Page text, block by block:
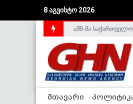
8 აგვისტო 2026
საქართველოს დე-
აშშ-მა
მთავარი